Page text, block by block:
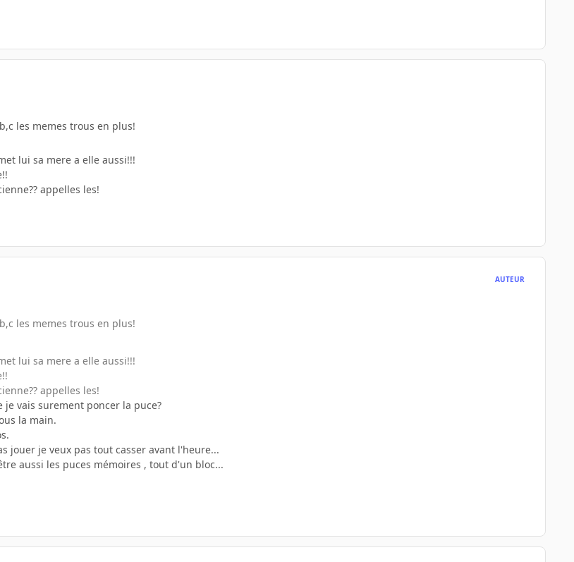
les memes trous en plus!
lui sa mere a elle aussi!!!
appelles les!
AUTEUR
les memes trous en plus!
lui sa mere a elle aussi!!!
appelles les!
vais surement poncer la puce?
la main.
jouer je veux pas tout casser avant l'heure...
aussi les puces mémoires , tout d'un bloc...